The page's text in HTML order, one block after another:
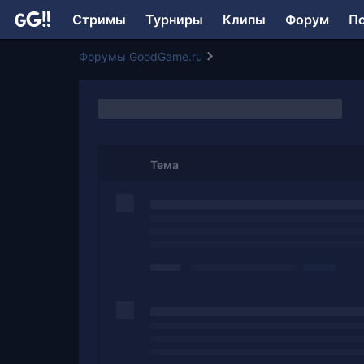
Стримы Турниры Клипы Форум
Форумы GoodGame.ru
Тема